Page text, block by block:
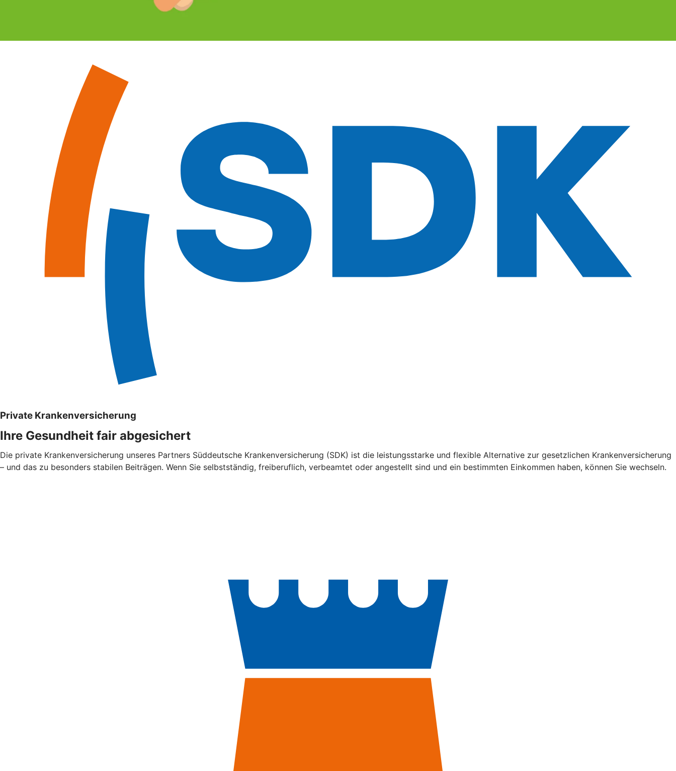
Private Krankenversicherung
Ihre Gesundheit fair abgesichert
Die private Krankenversicherung unseres Partners Süddeutsche Krankenversicherung (SDK) ist die leistungsstarke und flexible Alternative zur gesetzlichen Krankenversicherung
– und das zu besonders stabilen Beiträgen. Wenn Sie selbstständig, freiberuflich, verbeamtet oder angestellt sind und ein bestimmten Einkommen haben, können Sie wechseln.